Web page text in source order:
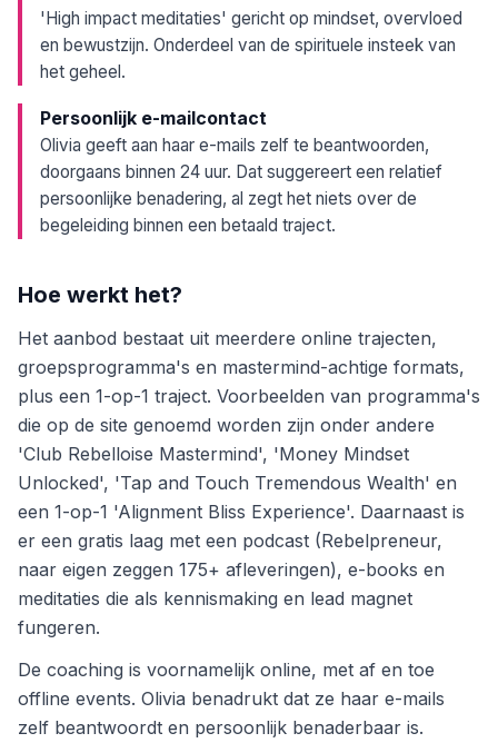
'High impact meditaties' gericht op mindset, overvloed
en bewustzijn. Onderdeel van de spirituele insteek van
het geheel.
Persoonlijk e-mailcontact
Olivia geeft aan haar e-mails zelf te beantwoorden,
doorgaans binnen 24 uur. Dat suggereert een relatief
persoonlijke benadering, al zegt het niets over de
begeleiding binnen een betaald traject.
Hoe werkt het?
Het aanbod bestaat uit meerdere online trajecten,
groepsprogramma's en mastermind-achtige formats,
plus een 1-op-1 traject. Voorbeelden van programma's
die op de site genoemd worden zijn onder andere
'Club Rebelloise Mastermind', 'Money Mindset
Unlocked', 'Tap and Touch Tremendous Wealth' en
een 1-op-1 'Alignment Bliss Experience'. Daarnaast is
er een gratis laag met een podcast (Rebelpreneur,
naar eigen zeggen 175+ afleveringen), e-books en
meditaties die als kennismaking en lead magnet
fungeren.
De coaching is voornamelijk online, met af en toe
offline events. Olivia benadrukt dat ze haar e-mails
zelf beantwoordt en persoonlijk benaderbaar is.